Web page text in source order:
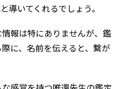
導いてくれるでしょう。
報は特にありませんが、鑑
に、名前を伝えると、繋が